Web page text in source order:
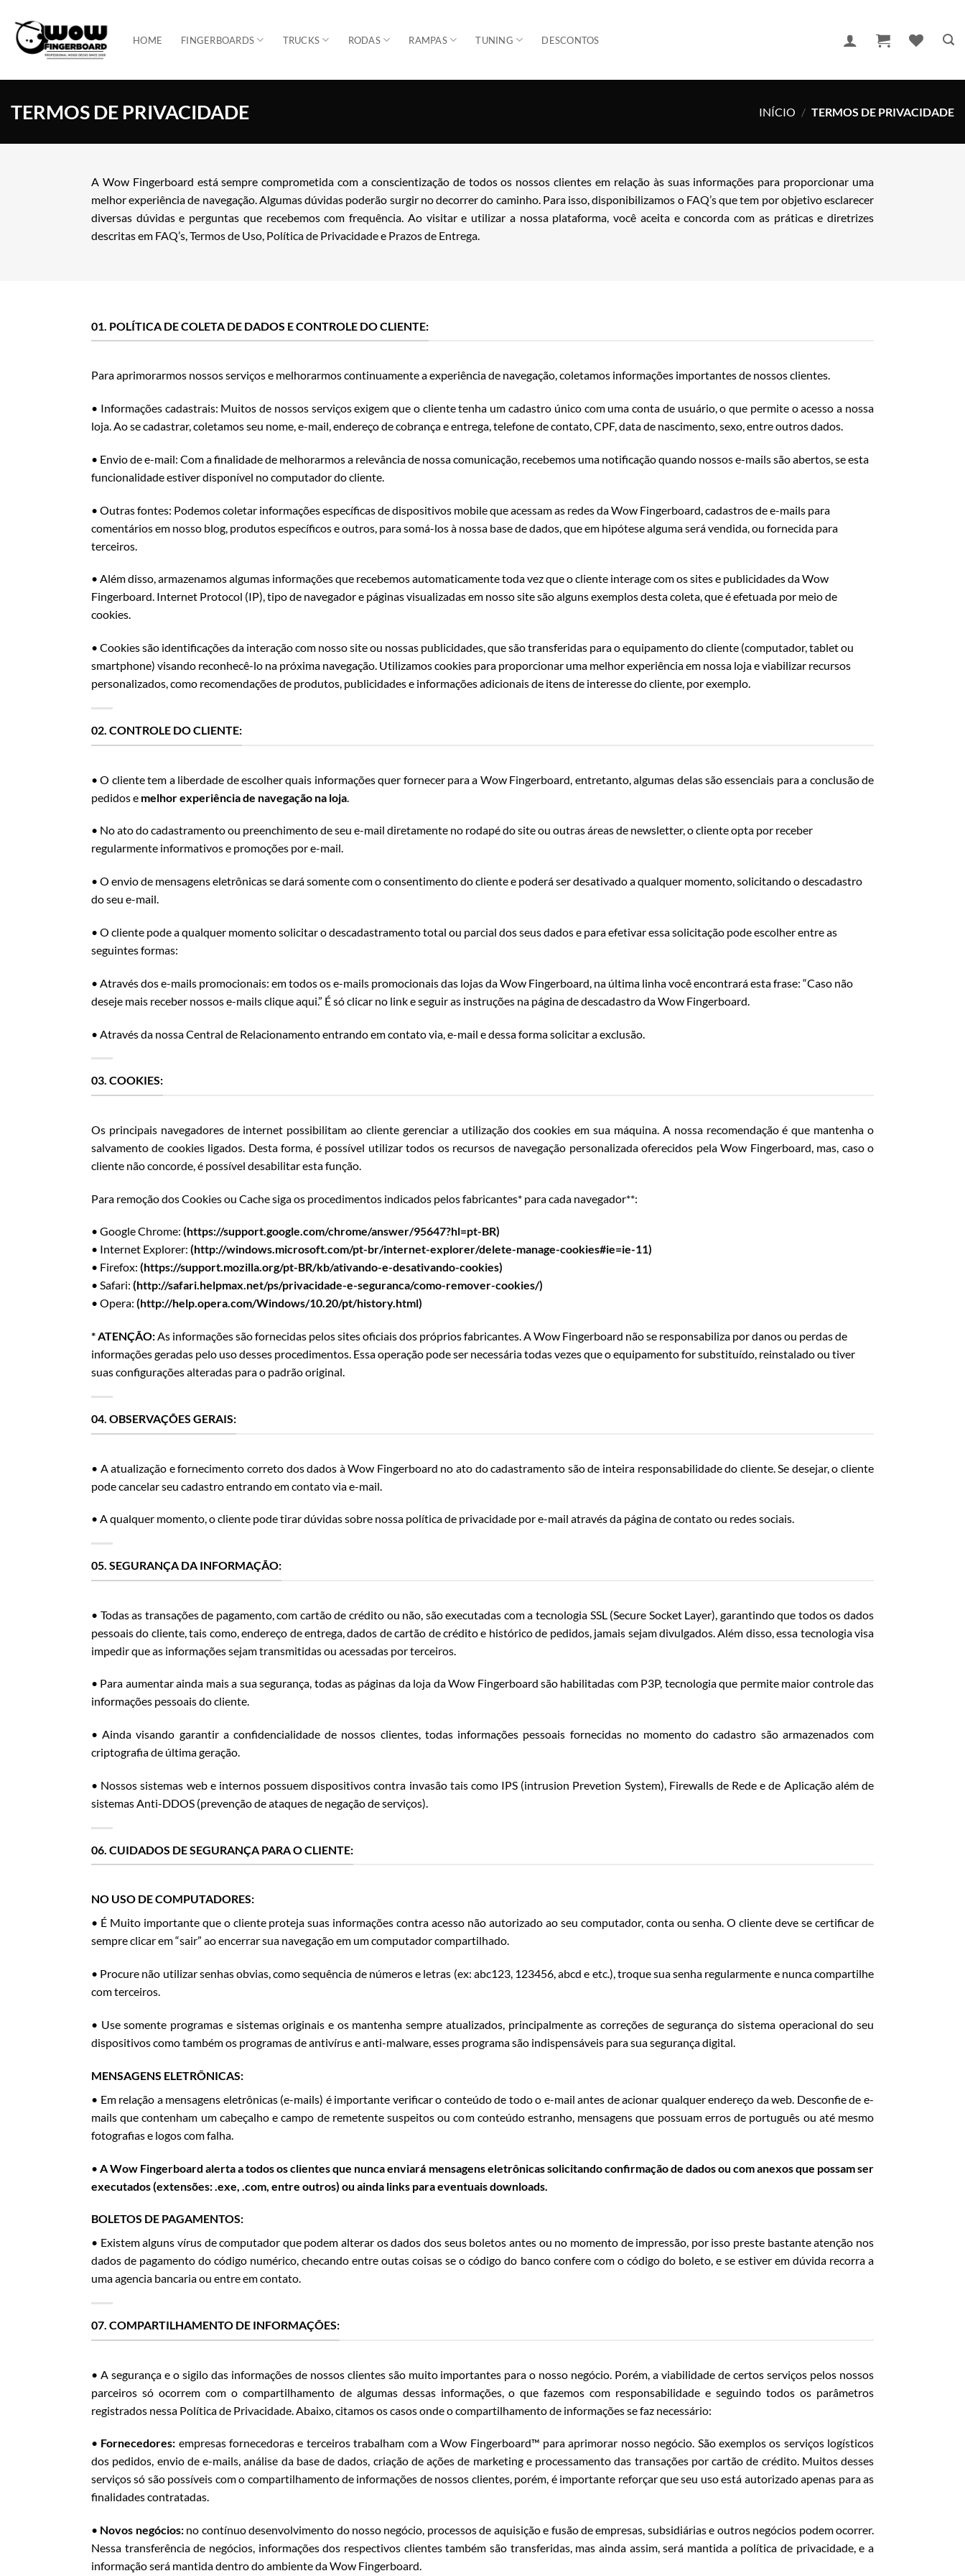
content
HOME FINGERBOARDS TRUCKS RODAS RAMPAS TUNING DESCONTOS
TERMOS DE PRIVACIDADE INÍCIO / TERMOS DE PRIVACIDADE
A Wow Fingerboard está sempre comprometida com a conscientização de todos os nossos clientes em relação às suas informações para proporcionar uma
melhor experiência de navegação. Algumas dúvidas poderão surgir no decorrer do caminho. Para isso, disponibilizamos o FAQ’sque tem por objetivo esclarecer
diversas dúvidas e perguntas que recebemos com frequência. Ao visitar e utilizar a nossa plataforma, você aceita e concorda com as práticas e diretrizes
descritas em FAQ’s,Termos de Uso, Política de Privacidadee Prazos de Entrega.
01. POLÍTICA DE COLETA DE DADOS E CONTROLE DO CLIENTE:
Para aprimorarmos nossos serviços e melhorarmos continuamente a experiência de navegação, coletamos informações importantes de nossos clientes.
• Informações cadastrais: Muitos de nossos serviços exigem que o cliente tenha um cadastro único com uma conta de usuário, o que permite o acesso a nossa
loja. Ao se cadastrar, coletamos seu nome, e-mail, endereço de cobrança e entrega, telefone de contato, CPF, data de nascimento, sexo, entre outros dados.
• Envio de e-mail: Com a finalidade de melhorarmos a relevância de nossa comunicação, recebemos uma notificação quando nossos e-mails são abertos, se esta
funcionalidade estiver disponível no computador do cliente.
• Outras fontes: Podemos coletar informações específicas de dispositivos mobile que acessam as redes da Wow Fingerboard, cadastros de e-mails para
comentários em nosso blog, produtos específicos e outros, para somá-los à nossa base de dados, que em hipótese alguma será vendida, ou fornecida para
terceiros.
• Além disso, armazenamos algumas informações que recebemos automaticamente toda vez que o cliente interage com os sites e publicidades da Wow
Fingerboard. Internet Protocol (IP), tipo de navegador e páginas visualizadas em nosso site são alguns exemplos desta coleta, que é efetuada por meio de
cookies.
• Cookies são identificações da interação com nosso site ou nossas publicidades, que são transferidas para o equipamento do cliente (computador, tablet ou
smartphone) visando reconhecê-lo na próxima navegação. Utilizamos cookies para proporcionar uma melhor experiência em nossa loja e viabilizar recursos
personalizados, como recomendações de produtos, publicidades e informações adicionais de itens de interesse do cliente, por exemplo.
02. CONTROLE DO CLIENTE:
• O cliente tem a liberdade de escolher quais informações quer fornecer para a Wow Fingerboard, entretanto, algumas delas são essenciais para a conclusão de
pedidos e melhor experiência de navegação na loja
• No ato do cadastramento ou preenchimento de seu e-mail diretamente no rodapé do site ou outras áreas de newsletter, o cliente opta por receber
regularmente informativos e promoções por e-mail.
• O envio de mensagens eletrônicas se dará somente com o consentimento do cliente e poderá ser desativado a qualquer momento, solicitando o descadastro
do seu e-mail.
• O cliente pode a qualquer momento solicitar o descadastramento total ou parcial dos seus dados e para efetivar essa solicitação pode escolher entre as
seguintes formas:
• Através dos e-mails promocionais: em todos os e-mails promocionais das lojas da Wow Fingerboard, na última linha você encontrará esta frase: “Caso não
deseje mais receber nossos e-mails clique aqui.” É só clicar no link e seguir as instruções na página de descadastro da Wow Fingerboard.
• Através da nossa Central de Relacionamento entrando em contato via, e-mail e dessa forma solicitar a exclusão.
03. COOKIES:
Os principais navegadores de internet possibilitam ao cliente gerenciar a utilização dos cookies em sua máquina. A nossa recomendação é que mantenha o
salvamento de cookies ligados. Desta forma, é possível utilizar todos os recursos de navegação personalizada oferecidos pela Wow Fingerboard, mas, caso o
cliente não concorde, é possível desabilitar esta função.
Para remoção dos Cookies ou Cache siga os procedimentos indicados pelos fabricantes* para cada navegador**:
• Google Chrome: (https://support.google.com/chrome/answer/95647?hl=pt-BR)
• Internet Explorer: (http://windows.microsoft.com/pt-br/internet-explorer/delete-manage-cookies#ie=ie-11)
• Firefox: (https://support.mozilla.org/pt-BR/kb/ativando-e-desativando-cookies)
• Safari: (http://safari.helpmax.net/ps/privacidade-e-seguranca/como-remover-cookies/)
• Opera: (http://help.opera.com/Windows/10.20/pt/history.html)
* ATENÇÃO:As informações são fornecidas pelos sites oficiais dos próprios fabricantes. A Wow Fingerboard não se responsabiliza por danos ou perdas de
informações geradas pelo uso desses procedimentos. Essa operação pode ser necessária todas vezes que o equipamento for substituído, reinstalado ou tiver
suas configurações alteradas para o padrão original.
04. OBSERVAÇÕES GERAIS:
• A atualização e fornecimento correto dos dados à Wow Fingerboard no ato do cadastramento são de inteira responsabilidade do cliente. Se desejar, o cliente
pode cancelar seu cadastro entrando emcontatovia e-mail.
• A qualquer momento, o cliente pode tirar dúvidas sobre nossa política de privacidade por e-mail através da página decontatoou redes sociais.
05. SEGURANÇA DA INFORMAÇÃO:
• Todas as transações de pagamento, com cartão de crédito ou não, são executadas com a tecnologia SSL (Secure Socket Layer), garantindo que todos os dados
pessoais do cliente, tais como, endereço de entrega, dados de cartão de crédito e histórico de pedidos, jamais sejam divulgados. Além disso, essa tecnologia visa
impedir que as informações sejam transmitidas ou acessadas por terceiros.
• Para aumentar ainda mais a sua segurança, todas as páginas da loja da Wow Fingerboard são habilitadas com P3P, tecnologia que permite maior controle das
informações pessoais do cliente.
• Ainda visando garantir a confidencialidade de nossos clientes, todas informações pessoais fornecidas no momento do cadastro são armazenados com
criptografia de última geração.
• Nossos sistemas web e internos possuem dispositivos contra invasão tais como IPS (intrusion Prevetion System), Firewalls de Rede e de Aplicação além de
sistemas Anti-DDOS (prevenção de ataques de negação de serviços).
06. CUIDADOS DE SEGURANÇA PARA O CLIENTE:
NO USO DE COMPUTADORES:
• É Muito importante que o cliente proteja suas informações contra acesso não autorizado ao seu computador, conta ou senha. O cliente deve se certificar de
sempre clicar em “sair” ao encerrar sua navegação em um computador compartilhado.
• Procure não utilizar senhas obvias, como sequência de números e letras (ex: abc123, 123456, abcd e etc.), troque sua senha regularmente e nunca compartilhe
com terceiros.
• Use somente programas e sistemas originais e os mantenha sempre atualizados, principalmente as correções de segurança do sistema operacional do seu
dispositivos como também os programas de antivírus e anti-malware, esses programa são indispensáveis para sua segurança digital.
MENSAGENS ELETRÔNICAS:
• Em relação a mensagens eletrônicas (e-mails) é importante verificar o conteúdo de todo o e-mail antes de acionar qualquer endereço da web. Desconfie de e-
mails que contenham um cabeçalho e campo de remetente suspeitos ou com conteúdo estranho, mensagens que possuam erros de português ou até mesmo
fotografias e logos com falha.
• A Wow Fingerboard alerta a todos os clientes que nunca enviará mensagens eletrônicas solicitando confirmação de dados ou com anexos que possam ser
executados (extensões: .exe, .com, entre outros) ou ainda links para eventuais downloads.
BOLETOS DE PAGAMENTOS:
• Existem alguns vírus de computador que podem alterar os dados dos seus boletos antes ou no momento de impressão, por isso preste bastante atenção nos
dados de pagamento do código numérico, checando entre outas coisas se o código do banco confere com o código do boleto, e se estiver em dúvida recorra a
uma agencia bancaria ou entre em contato.
07. COMPARTILHAMENTO DE INFORMAÇÕES:
• A segurança e o sigilo das informações de nossos clientes são muito importantes para o nosso negócio. Porém, a viabilidade de certos serviços pelos nossos
parceiros só ocorrem com o compartilhamento de algumas dessas informações, o que fazemos com responsabilidade e seguindo todos os parâmetros
registrados nessa Política de Privacidade. Abaixo, citamos os casos onde o compartilhamento de informações se faz necessário:
• Fornecedores: empresas fornecedoras e terceiros trabalham com a Wow Fingerboard™ para aprimorar nosso negócio. São exemplos os serviços logísticos
dos pedidos, envio de e-mails, análise da base de dados, criação de ações de marketing e processamento das transações por cartão de crédito. Muitos desses
serviços só são possíveis com o compartilhamento de informações de nossos clientes, porém, é importante reforçar que seu uso está autorizado apenas para as
finalidades contratadas.
• Novos negócios:no contínuo desenvolvimento do nosso negócio, processos de aquisição e fusão de empresas, subsidiárias e outros negócios podem ocorrer.
Nessa transferência de negócios, informações dos respectivos clientes também são transferidas, mas ainda assim, será mantida a política de privacidade, e a
informação será mantida dentro do ambiente da Wow Fingerboard.